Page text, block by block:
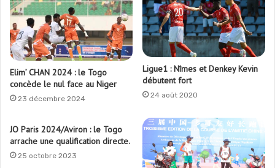
Elim’ CHAN 2024 : le Togo
concède le nul face au Niger
23 décembre 2024
Ligue1 : Nîmes et Denkey Kevin
débutent fort
24 août 2020
JO Paris 2024/Aviron : le Togo
arrache une qualification directe.
25 octobre 2023